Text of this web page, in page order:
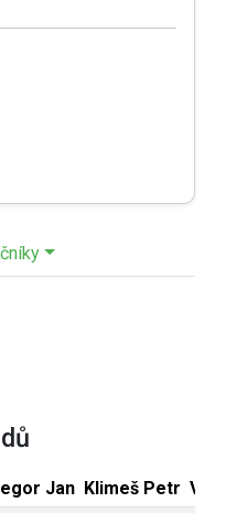
Jan Klimeš Petr